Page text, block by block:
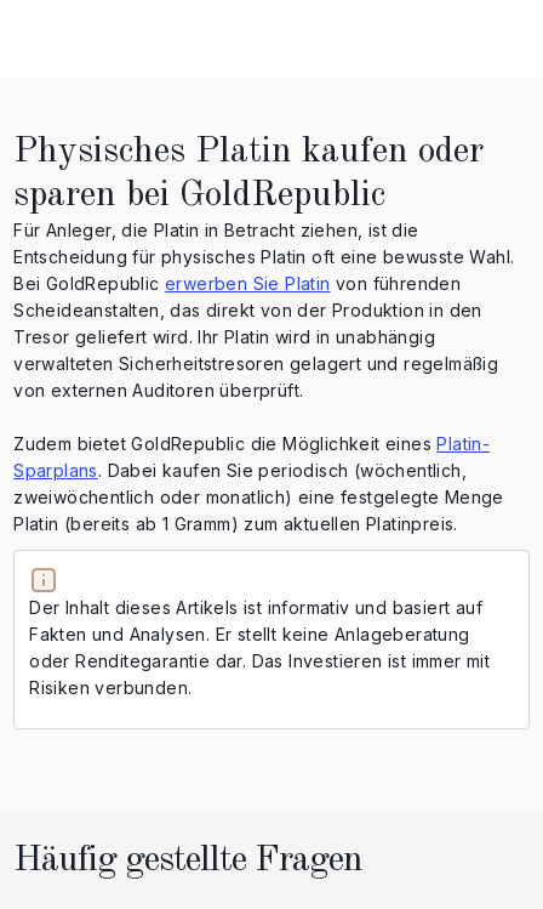
Physisches Platin kaufen oder
sparen bei GoldRepublic
Für Anleger, die Platin in Betracht ziehen, ist die
Entscheidung für physisches Platin oft eine bewusste Wahl.
Bei GoldRepublic erwerben Sie Platin von führenden
Scheideanstalten, das direkt von der Produktion in den
Tresor geliefert wird. Ihr Platin wird in unabhängig
verwalteten Sicherheitstresoren gelagert und regelmäßig
von externen Auditoren überprüft.
Zudem bietet GoldRepublic die Möglichkeit einesPlatin-
Sparplans. Dabei kaufen Sie periodisch (wöchentlich,
zweiwöchentlich oder monatlich) eine festgelegte Menge
Platin (bereits ab 1 Gramm) zum aktuellen Platinpreis.
Der Inhalt dieses Artikels ist informativ und basiert auf
Fakten und Analysen. Er stellt keine Anlageberatung
oder Renditegarantie dar. Das Investieren ist immer mit
Risiken verbunden.
Häufig gestellte Fragen